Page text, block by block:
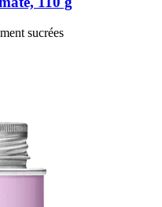
sucrées